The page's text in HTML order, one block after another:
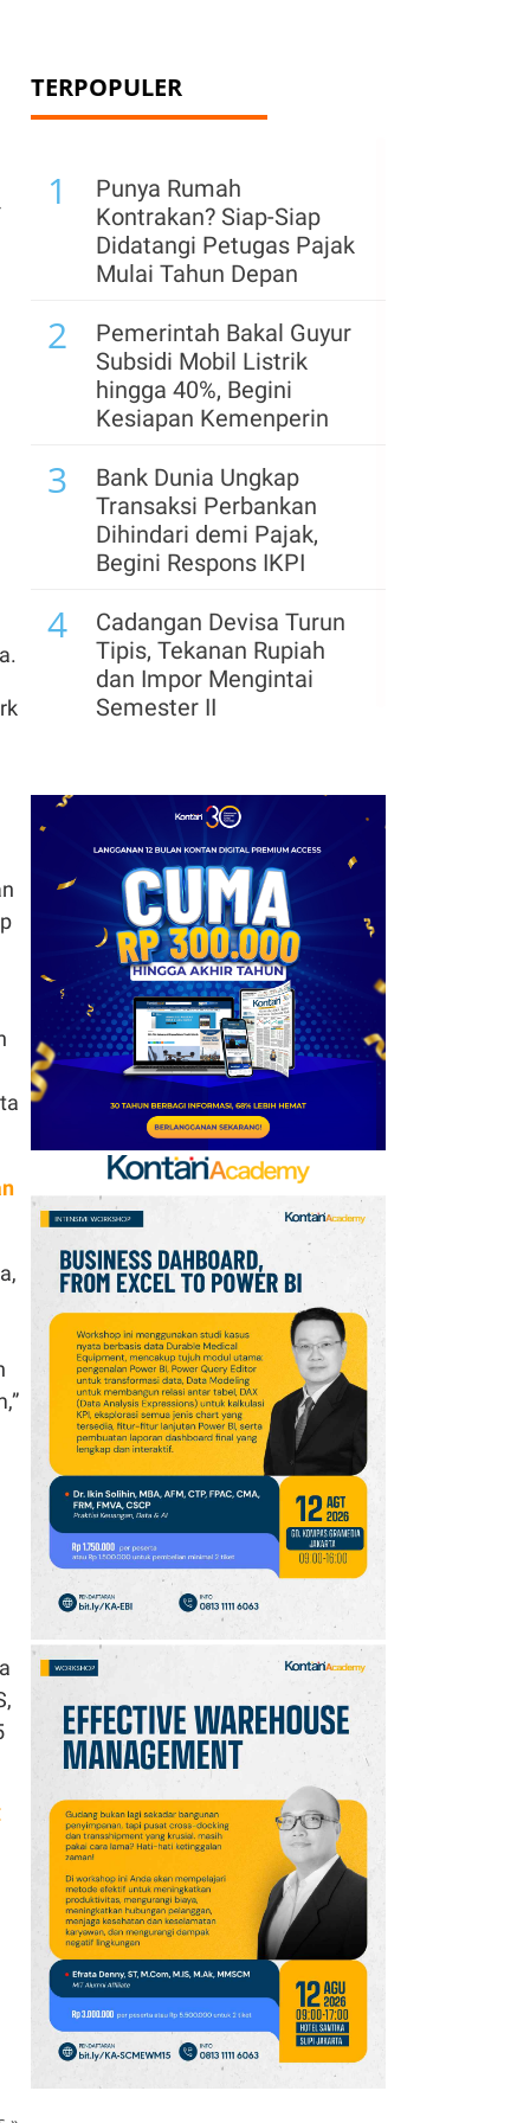
TERPOPULER
1
Punya Rumah
Kontrakan? Siap-Siap
Didatangi Petugas Pajak
Mulai Tahun Depan
2
Pemerintah Bakal Guyur
Subsidi Mobil Listrik
hingga 40%, Begini
Kesiapan Kemenperin
3
Bank Dunia Ungkap
Transaksi Perbankan
Dihindari demi Pajak,
Begini Respons IKPI
4
Cadangan Devisa Turun
Tipis, Tekanan Rupiah
dan Impor Mengintai
Semester II